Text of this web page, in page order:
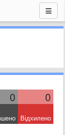
0 0
Відхилено